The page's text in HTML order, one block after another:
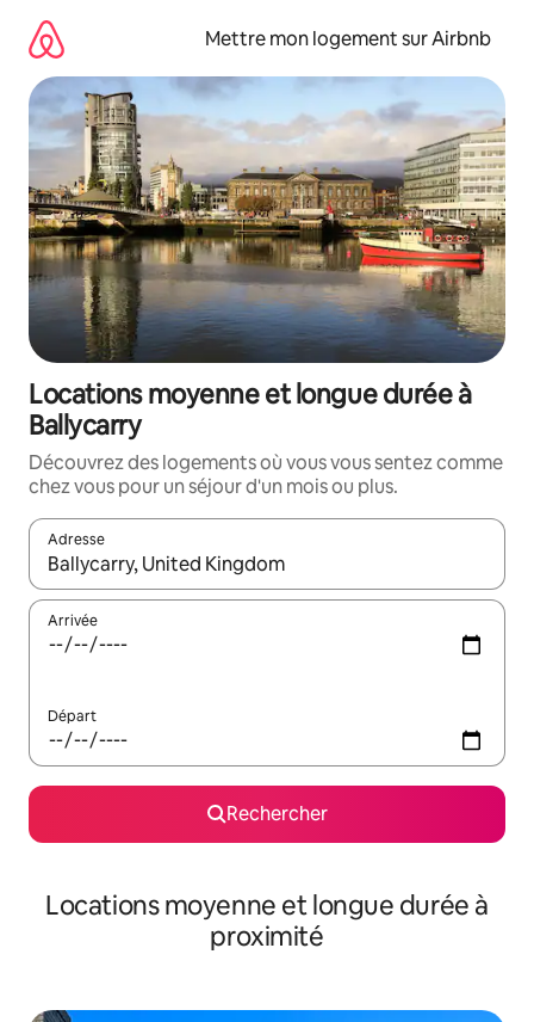
directement
contenu
Mettre mon logement sur Airbnb
Locations moyenne et longue durée à
Ballycarry
Découvrez des logements où vous vous sentez comme
chez vous pour un séjour d'un mois ou plus.
Adresse
Lorsque les résultats s'affichent, utilisez les flèches vers le
Arrivée
Départ
Rechercher
Locations moyenne et longue durée à
proximité